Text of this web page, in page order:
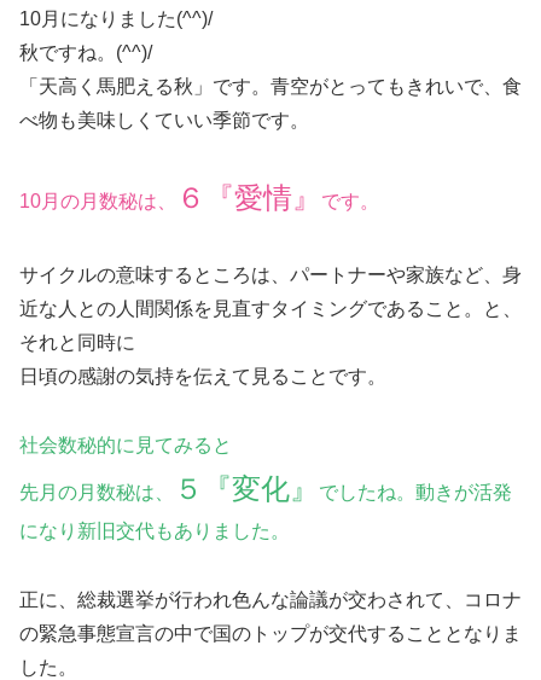
10月になりました(^^)/
秋ですね。(^^)/
「天高く馬肥える秋」です。青空がとってもきれいで、食
べ物も美味しくていい季節です。
10月の月数秘は、 ６『愛情』 です。
サイクルの意味するところは、パートナーや家族など、身
近な人との人間関係を見直すタイミングであること。と、
それと同時に
日頃の感謝の気持を伝えて見ることです。
社会数秘的に見てみると
先月の月数秘は、 ５『変化』
でしたね。動きが活発
になり新旧交代もありました。
正に、総裁選挙が行われ色んな論議が交わされて、コロナ
の緊急事態宣言の中で国のトップが交代することとなりま
した。